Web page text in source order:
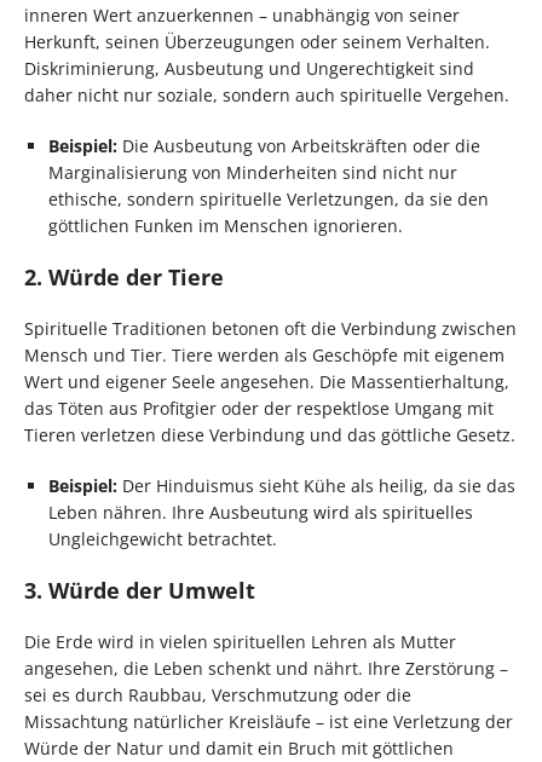
inneren Wert anzuerkennen – unabhängig von seiner
Herkunft, seinen Überzeugungen oder seinem Verhalten.
Diskriminierung, Ausbeutung und Ungerechtigkeit sind
daher nicht nur soziale, sondern auch spirituelle Vergehen.
Beispiel: Die Ausbeutung von Arbeitskräften oder die
Marginalisierung von Minderheiten sind nicht nur
ethische, sondern spirituelle Verletzungen, da sie den
göttlichen Funken im Menschen ignorieren.
2. Würde der Tiere
Spirituelle Traditionen betonen oft die Verbindung zwischen
Mensch und Tier. Tiere werden als Geschöpfe mit eigenem
Wert und eigener Seele angesehen. Die Massentierhaltung,
das Töten aus Profitgier oder der respektlose Umgang mit
Tieren verletzen diese Verbindung und das göttliche Gesetz.
Beispiel: Der Hinduismus sieht Kühe als heilig, da sie das
Leben nähren. Ihre Ausbeutung wird als spirituelles
Ungleichgewicht betrachtet.
3. Würde der Umwelt
Die Erde wird in vielen spirituellen Lehren als Mutter
angesehen, die Leben schenkt und nährt. Ihre Zerstörung –
sei es durch Raubbau, Verschmutzung oder die
Missachtung natürlicher Kreisläufe – ist eine Verletzung der
Würde der Natur und damit ein Bruch mit göttlichen